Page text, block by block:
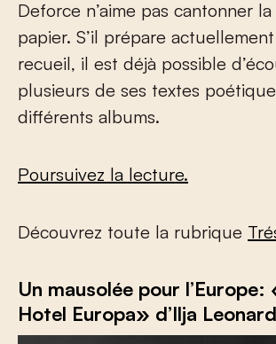
Deforce n’aime pas cantonner
papier. S’il prépare
recueil, il est déjà possible
plusieurs de ses textes
différents albums.
Poursuivez la lecture.
Découvrez toute la rubrique
Un mausolée pour l’Europe:
Hotel Europa» d’Ilja